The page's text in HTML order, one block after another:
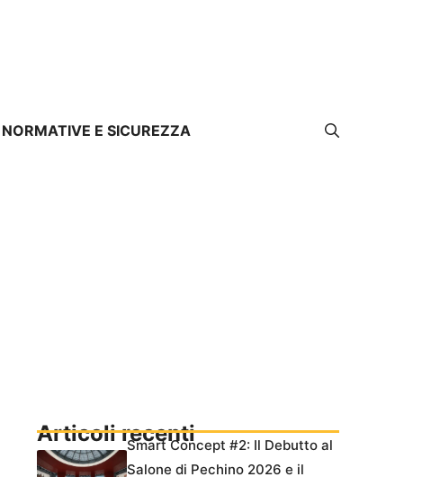
NORMATIVE E SICUREZZA
Articoli recentiSmart Concept #2: Il Debutto al
Salone di Pechino 2026 e il